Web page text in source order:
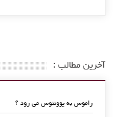
آخرین مطالب :
راموس به یوونتوس می رود ؟